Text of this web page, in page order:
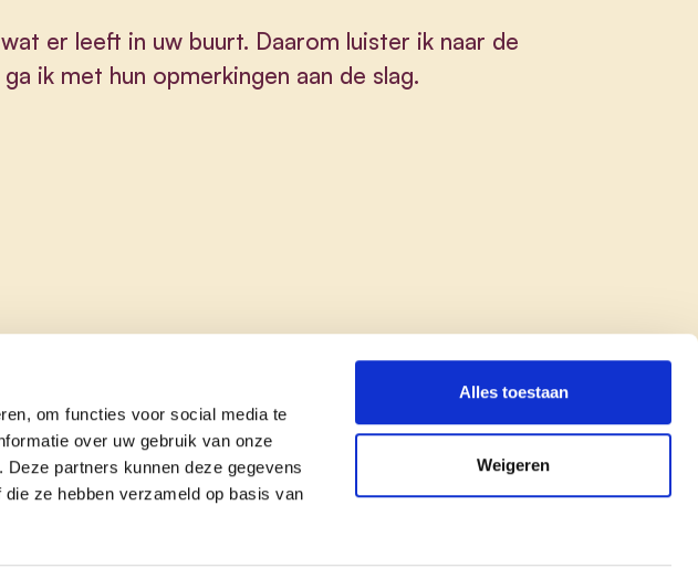
om functies voor social media te
over uw gebruik van onze
partners kunnen deze gegevens
ze hebben verzameld op basis van
Alles toestaan
Weigeren
er leeft in uw buurt. Daarom luister ik naar de
ik met hun opmerkingen aan de slag.